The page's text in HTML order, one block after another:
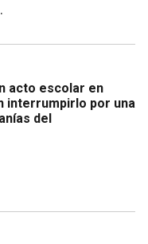
acto escolar en
interrumpirlo por una
del